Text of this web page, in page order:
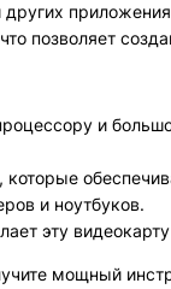
других
позволяет
и
и ноутбуков.
эту
мощный